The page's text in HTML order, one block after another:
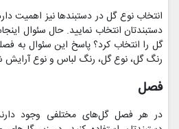
انتخاب نوع گل در دستبند‌ها نیز اهمیت
دستبند‌تان انتخاب نمایید. حال سئوال
گل را انتخاب کرد؟ پاسخ این سئوال به
رنگ گل، نوع گل، رنگ لباس و نوع آرایش
فصل
در هر فصل گل‌های مختلفی وجود دارند